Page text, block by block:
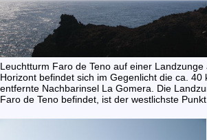
Leuchtturm Faro de Teno auf einer Landzunge
Horizont befindet sich im Gegenlicht die ca. 40
entfernte Nachbarinsel La Gomera. Die
Faro de Teno befindet, ist der westlichste Punkt